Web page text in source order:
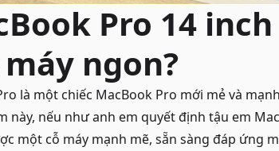
Pro 14
ngon?
là một chiếc MacBook Pro mới mẻ và
này, nếu như anh em quyết định tậu em
một cỗ máy mạnh mẽ, sẵn sàng đáp ứng